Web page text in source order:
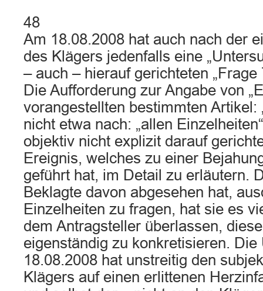
48
Am 18.08.2008 hat auch nach der
des Klägers jedenfalls eine
– auch – hierauf gerichteten „Frage
Die Aufforderung zur Angabe von
vorangestellten bestimmten Artikel:
nicht etwa nach: „allen
objektiv nicht explizit darauf
Ereignis, welches zu einer
geführt hat, im Detail zu erläutern.
Beklagte davon abgesehen hat,
Einzelheiten zu fragen, hat sie es
dem Antragsteller überlassen,
eigenständig zu konkretisieren.
18.08.2008 hat unstreitig den
Klägers auf einen erlittenen